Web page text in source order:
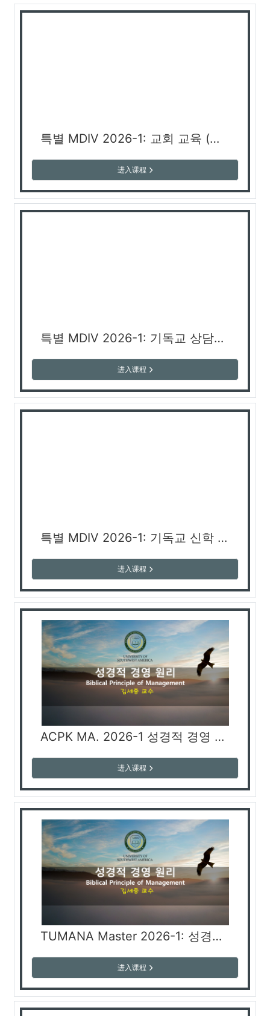
특별 MDIV 2026-1: 교회 교육 (남선우 교수)
进入课程
특별 MDIV 2026-1: 기독교 상담의 이론과 실제 (엄옥순 교수)
进入课程
특별 MDIV 2026-1: 기독교 신학 개론 2 (김종구 교수)
进入课程
ACPK MA. 2026-1 성경적 경영 원리 Biblical Principle of Management (김세중 교수)
进入课程
TUMANA Master 2026-1: 성경적 경영 원리 Biblical Principle of Management (김세중 교수)
进入课程